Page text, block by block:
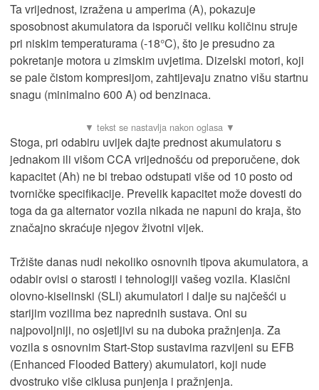
Ta vrijednost, izražena u amperima (A), pokazuje
sposobnost akumulatora da isporuči veliku količinu struje
pri niskim temperaturama (-18°C), što je presudno za
pokretanje motora u zimskim uvjetima. Dizelski motori, koji
se pale čistom kompresijom, zahtijevaju znatno višu startnu
snagu (minimalno 600 A) od benzinaca.
Stoga, pri odabiru uvijek dajte prednost akumulatoru s
jednakom ili višom CCA vrijednošću od preporučene, dok
kapacitet (Ah) ne bi trebao odstupati više od 10 posto od
tvorničke specifikacije. Prevelik kapacitet može dovesti do
toga da ga alternator vozila nikada ne napuni do kraja, što
značajno skraćuje njegov životni vijek.
Tržište danas nudi nekoliko osnovnih tipova akumulatora, a
odabir ovisi o starosti i tehnologiji vašeg vozila. Klasični
olovno-kiselinski (SLI) akumulatori i dalje su najčešći u
starijim vozilima bez naprednih sustava. Oni su
najpovoljniji, no osjetljivi su na duboka pražnjenja. Za
vozila s osnovnim Start-Stop sustavima razvijeni su EFB
(Enhanced Flooded Battery) akumulatori, koji nude
dvostruko više ciklusa punjenja i pražnjenja.